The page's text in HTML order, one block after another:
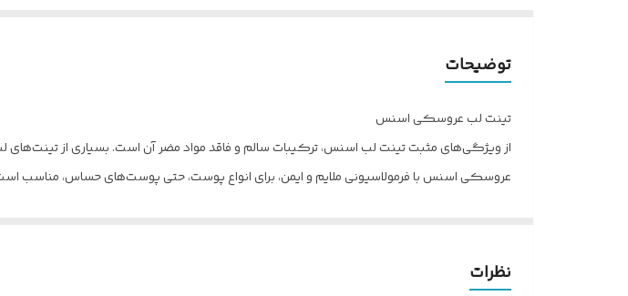
توضیحات
تینت لب عروسکی اسنس
از ویژگی‌های مثبت تینت لب اسنس، ترکیبات سالم و فاقد مواد مضر آن است. بسیاری از
عروسکی اسنس با فرمولاسیونی ملایم و ایمن، برای انواع پوست، حتی پوست‌های حساس، مناسب
نظرات